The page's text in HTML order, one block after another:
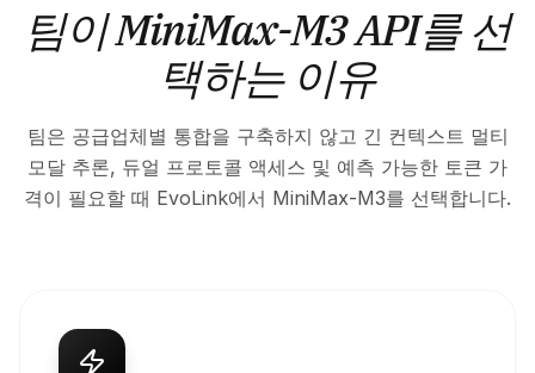
팀이 MiniMax-M3 API를 선
택하는 이유
팀은 공급업체별 통합을 구축하지 않고 긴 컨텍스트 멀티
모달 추론, 듀얼 프로토콜 액세스 및 예측 가능한 토큰 가
격이 필요할 때 EvoLink에서 MiniMax-M3를 선택합니다.